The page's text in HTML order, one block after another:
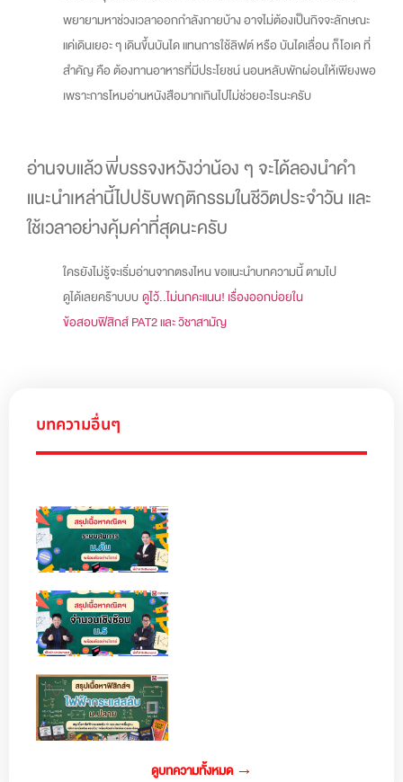
พยายามหาช่วงเวลาออกกำลังกายบ้าง อาจไม่ต้องเป็นกิจจะลักษณะ
แค่เดินเยอะ ๆ เดินขึ้นบันได แทนการใช้ลิฟต์ หรือ บันไดเลื่อน ก็โอเค ที่
สำคัญ คือ ต้องทานอาหารที่มีประโยชน์ นอนหลับพักผ่อนให้เพียงพอ
เพราะการโหมอ่านหนังสือมากเกินไปไม่ช่วยอะไรนะครับ
อ่านจบแล้ว พี่บรรจงหวังว่าน้อง ๆ จะได้ลองนำคำ
แนะนำเหล่านี้ไปปรับพฤติกรรมในชีวิตประจำวัน และ
ใช้เวลาอย่างคุ้มค่าที่สุดนะครับ
ใครยังไม่รู้จะเริ่มอ่านจากตรงไหน ขอแนะนำบทความนี้ ตามไป
ดูได้เลยคร๊าบบบดูไว้..ไม่นกคะแนน! เรื่องออกบ่อยใน
ข้อสอบฟิสิกส์ PAT2 และ วิชาสามัญ
บทความอื่นๆ
ดูบทความทั้งหมด →